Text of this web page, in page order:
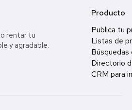
rentar tu
y agradable.
Producto
Publica tu
Listas de
Búsquedas
Directorio
CRM para